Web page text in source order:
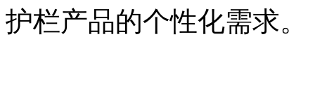
护栏产品的个性化需求。